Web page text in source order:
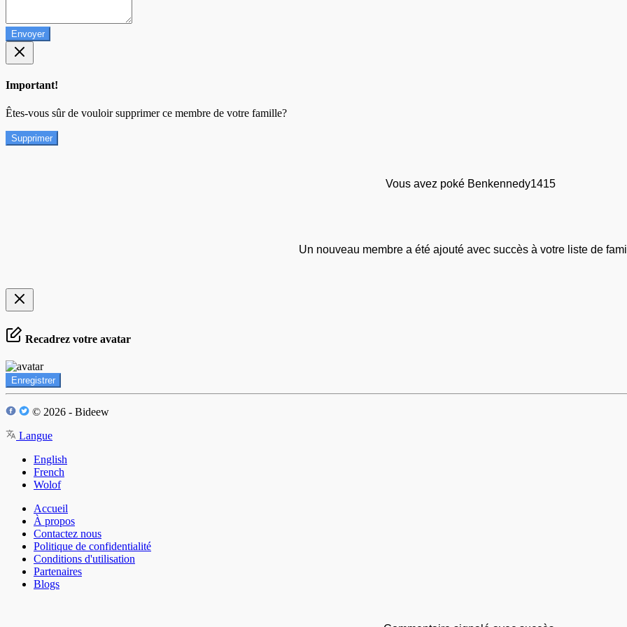
Envoyer
Important!
Êtes-vous sûr de vouloir supprimer ce membre de votre famille?
Supprimer
Vous avez poké Benkennedy1415
Un nouveau membre a été ajouté avec succès à votre liste de
Recadrez votre avatar
Enregistrer
© 2026 - Bideew
Langue
English
French
Wolof
Accueil
À propos
Contactez nous
Politique de confidentialité
Conditions d'utilisation
Partenaires
Blogs